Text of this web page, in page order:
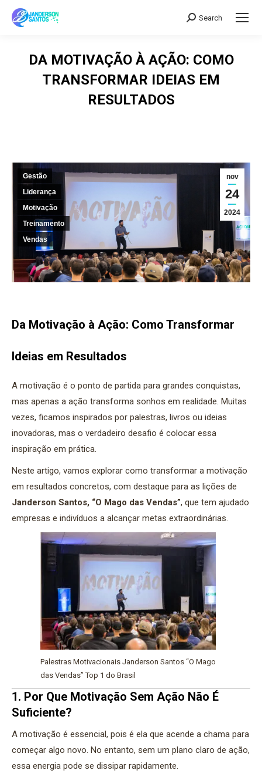
Search:
Search
DA MOTIVAÇÃO À AÇÃO: COMO
TRANSFORMAR IDEIAS EM
RESULTADOS
nov
24
2024
Gestão
Liderança
Motivação
Treinamento
Vendas
Da Motivação à Ação: Como Transformar
Ideias em Resultados
A motivação é o ponto de partida para grandes conquistas,
mas apenas a ação transforma sonhos em realidade. Muitas
vezes, ficamos inspirados por palestras, livros ou ideias
inovadoras, mas o verdadeiro desafio é colocar essa
inspiração em prática.
Neste artigo, vamos explorar como transformar a motivação
em resultados concretos, com destaque para as lições de
Janderson Santos, “O Mago das Vendas”, que tem ajudado
empresas e indivíduos a alcançar metas extraordinárias.
Palestras Motivacionais Janderson Santos “O Mago
das Vendas” Top 1 do Brasil
1. Por Que Motivação Sem Ação Não É
Suficiente?
A motivação é essencial, pois é ela que acende a chama para
começar algo novo. No entanto, sem um plano claro de ação,
essa energia pode se dissipar rapidamente.